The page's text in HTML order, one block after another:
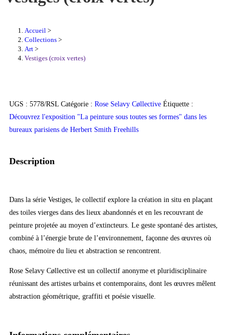
Accueil >
Collections >
Art >
Vestiges (croix vertes)
UGS : 5778/RSL Catégorie : Rose Selavy Cøllective Étiquette :
Découvrez l'exposition "La peinture sous toutes ses formes" dans les
bureaux parisiens de Herbert Smith Freehills
Description
Dans la série Vestiges, le collectif explore la création in situ en plaçant
des toiles vierges dans des lieux abandonnés et en les recouvrant de
peinture projetée au moyen d’extincteurs. Le geste spontané des artistes,
combiné à l’énergie brute de l’environnement, façonne des œuvres où
chaos, mémoire du lieu et abstraction se rencontrent.
Rose Selavy Cøllective est un collectif anonyme et pluridisciplinaire
réunissant des artistes urbains et contemporains, dont les œuvres mêlent
abstraction géométrique, graffiti et poésie visuelle.